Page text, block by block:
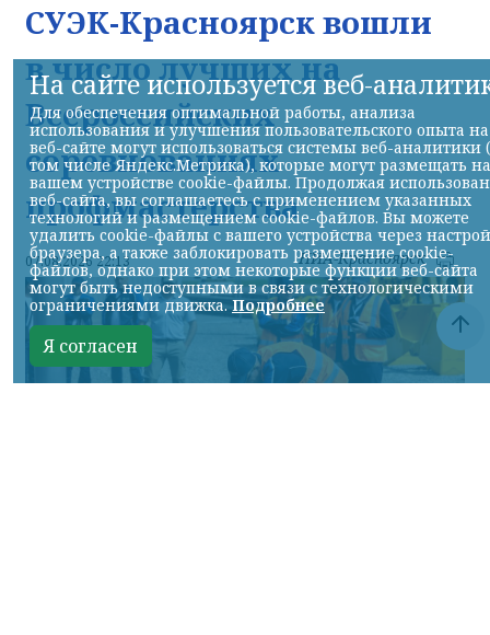
СУЭК-Красноярск вошли
в число лучших на
Всероссийских
соревнованиях
профмастерства
07.08.2026 22:13 НИА-Красноярск
На сайте используется веб-
Для обеспечения оптимальной работы, анализа
использования и улучшения пользовательского опыта на
веб-сайте могут использоваться системы веб-аналитики
том числе Яндекс.Метрика), которые могут размещать на
вашем устройстве cookie-файлы. Продолжая
веб-сайта, вы соглашаетесь с применением указанных
технологий и размещением cookie-файлов. Вы можете
удалить cookie-файлы с вашего устройства через
браузера, а также заблокировать размещение cookie-
файлов, однако при этом некоторые функции веб-сайта
могут быть недоступными в связи с технологическими
ограничениями движка. Подробнее
Я согласен